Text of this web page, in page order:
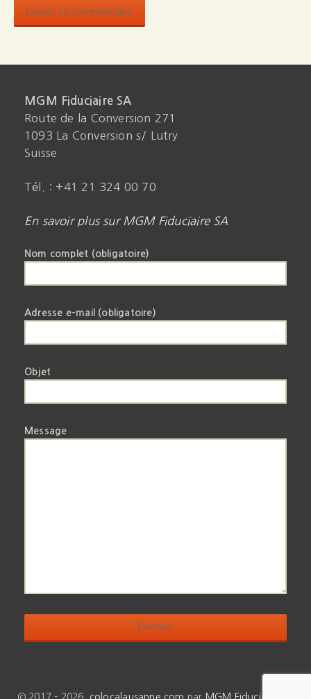
MGM Fiduciaire SA
Route de la Conversion 271
1093 La Conversion s/ Lutry
Suisse
Tél. : +41 21 324 00 70
En savoir plus sur MGM Fiduciaire SA
Nom complet (obligatoire)
Adresse e-mail (obligatoire)
Objet
Message
© 2017 - 2026 colocalausanne.com par MGM Fiduciaire SA